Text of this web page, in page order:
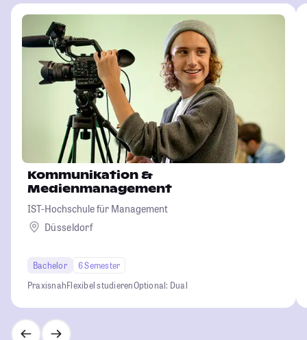
Kommunikation &
Medienmanagement
IST-Hochschule für Management
Düsseldorf
Bachelor
6 Semester
PraxisnahFlexibel studierenOptional: Dual